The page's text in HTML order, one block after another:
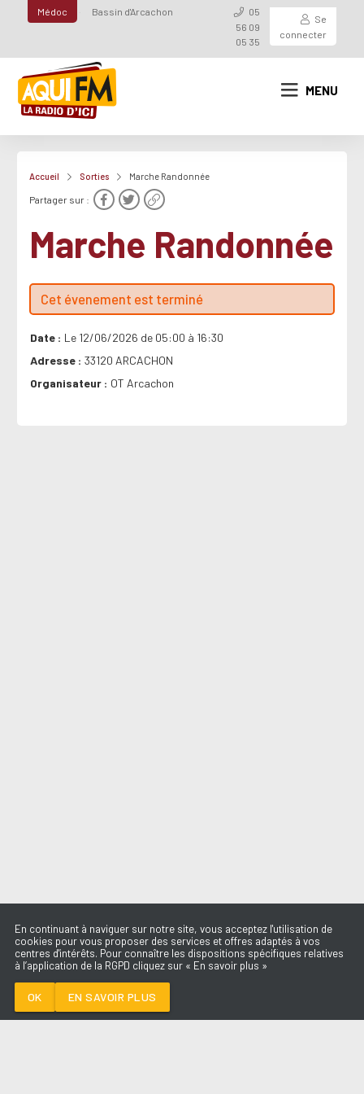
Médoc Bassin d'Arcachon
05
56 09
05 35
Se
connecter
APT
MENU
Accueil Sorties Marche Randonnée
Partager sur :
Marche Randonnée
Cet évenement est terminé
Date
Le 12/06/2026 de 05:00 à 16:30
Adresse
33120 ARCACHON
Organisateur
OT Arcachon
En continuant à naviguer sur notre site, vous acceptez l'utilisation de
cookies pour vous proposer des services et offres adaptés à vos
centres d'intérêts. Pour connaître les dispositions spécifiques relatives
à l’application de la RGPD cliquez sur « En savoir plus »
OK EN SAVOIR PLUS